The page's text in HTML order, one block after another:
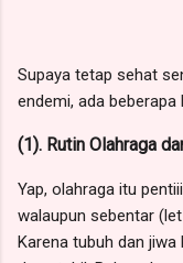
Supaya tetap sehat
endemi, ada beberapa
(1). Rutin Olahraga
Yap, olahraga itu
walaupun sebentar
Karena tubuh dan